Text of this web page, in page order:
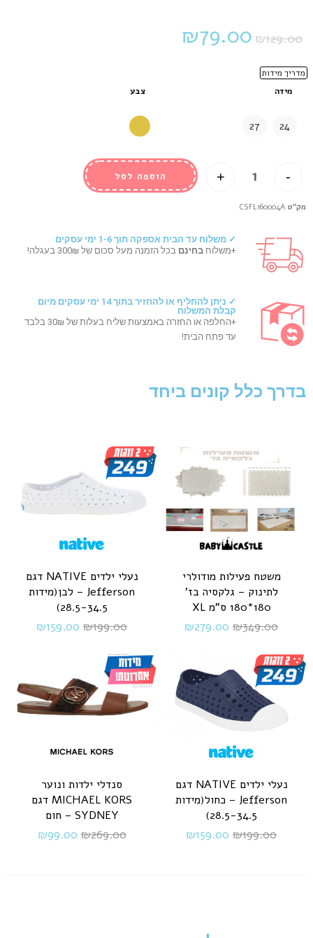
₪129.00
₪79.00
מדריך מידות
מידה
24
27
צבע
-
+ הוספה לסל
מק"ט CSFL160004A
✓ משלוח עד הבית אספקה תוך 1-6 ימי עסקים
+משלוח בחינם בכל הזמנה מעל סכום של 300₪ בעגלה!
✓ ניתן להחליף או להחזיר בתוך 14 ימי עסקים מיום
קבלת המשלוח
+החלפה או החזרה באמצעות שליח בעלות של 30₪ בלבד
עד פתח הבית!
בדרך כלל קונים ביחד
משטח פעילות מודולרי
לתינוק – גלקסיה בז'
180*180 ס"מ XL
₪349.00
₪279.00
נעלי ילדים NATIVE דגם
Jefferson – לבן(מידות
28.5-34.5)
₪199.00
₪159.00
נעלי ילדים NATIVE דגם
Jefferson – כחול(מידות
28.5-34.5)
₪199.00
₪159.00
סנדלי ילדות ונוער
MICHAEL KORS דגם
SYDNEY – חום
₪269.00
₪99.00